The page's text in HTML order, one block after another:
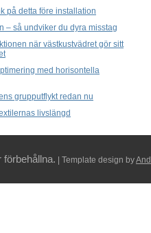
på detta före installation
– så undviker du dyra misstag
när västkustvädret gör sitt
med horisontella
grupputflykt redan nu
livslängd
förbehållna. | Template design by